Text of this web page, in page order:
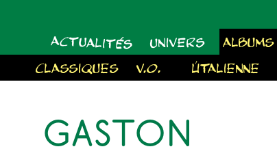
ACTUALITÉS UNIVERS ALBUMS
CLASSIQUES
V.O. À L'ITALIENNE
GASTON